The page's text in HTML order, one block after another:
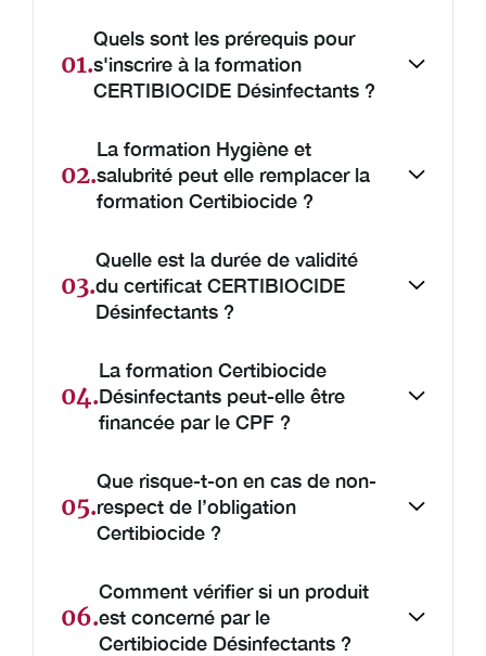
01.
Quels sont les prérequis pour
s'inscrire à la formation
CERTIBIOCIDE Désinfectants ?
02.
La formation Hygiène et
salubrité peut elle remplacer la
formation Certibiocide ?
03.
Quelle est la durée de validité
du certificat CERTIBIOCIDE
Désinfectants ?
04.
La formation Certibiocide
Désinfectants peut-elle être
financée par le CPF ?
05.
Que risque-t-on en cas de non-
respect de l’obligation
Certibiocide ?
06.
Comment vérifier si un produit
est concerné par le
Certibiocide Désinfectants ?